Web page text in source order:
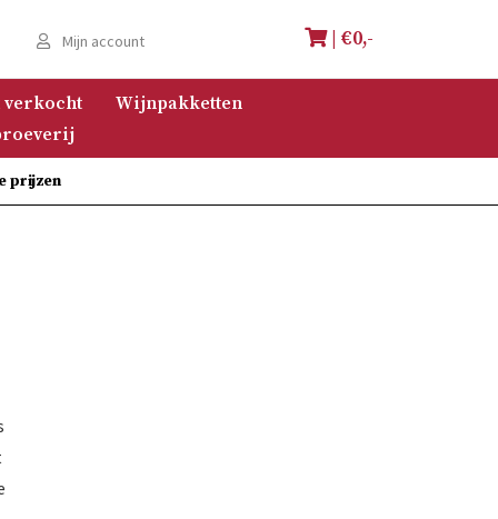
Mijn account | €0,-
verkocht
Wijnpakketten
prijzen